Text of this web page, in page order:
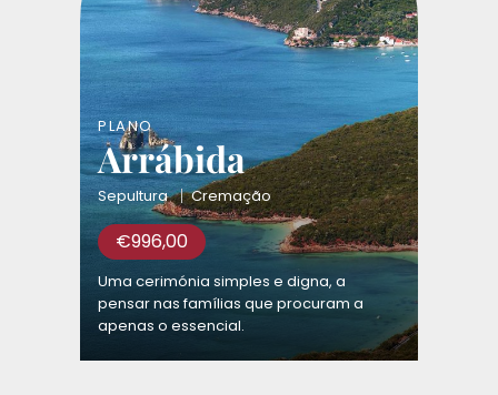
PLANO
Arrábida
Sepultura Cremação
€996,00
Uma cerimónia simples e digna, a
pensar nas famílias que procuram a
apenas o essencial.